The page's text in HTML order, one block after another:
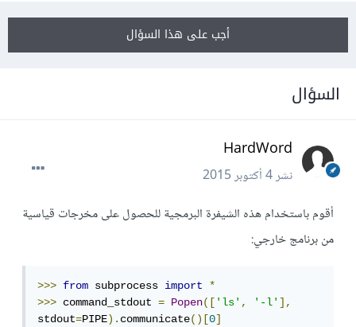
أجب على هذا السؤال
السؤال
HardWord
نشر4 أكتوبر 2015
أقوم باستخدام هذه الشيفرة البرمجية للحصول على مخرجات قياسية
من برنامج خارجي:
>>> from subprocess import
*
>>> command_stdout = Popen(['ls', '-l'],
stdout=PIPE).communicate()[0]